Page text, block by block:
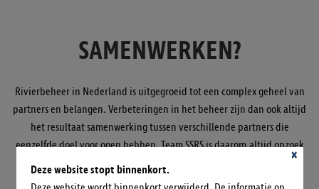
SAMENWERKEN?
Rivierbeheer in Nederland is uitgegroeid tot een complex geheel van
partners en belangen. Verbeteringen in het beheer zijn dan ook altijd
het resultaat samenwerking tussen verschillende partners die
eenzelfde doel voor ogen hebben. Team SSRS is daarom altijd opzoek
naar nieuwe ideeën of partners die zich bij een bestaand idee willen
aansluiten. Ook het Leerteam SSRS is opzoek naar innovaties die
Deze website stopt binnenkort.
×